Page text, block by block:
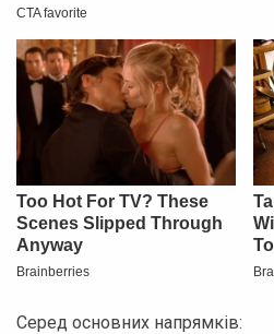
Серед основних напрямків: